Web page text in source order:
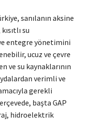
sanılanın aksine
su
entegre yönetimini
ucuz ve çevre
ve su kaynaklarının
verimli ve
gerekli
başta GAP
hidroelektrik